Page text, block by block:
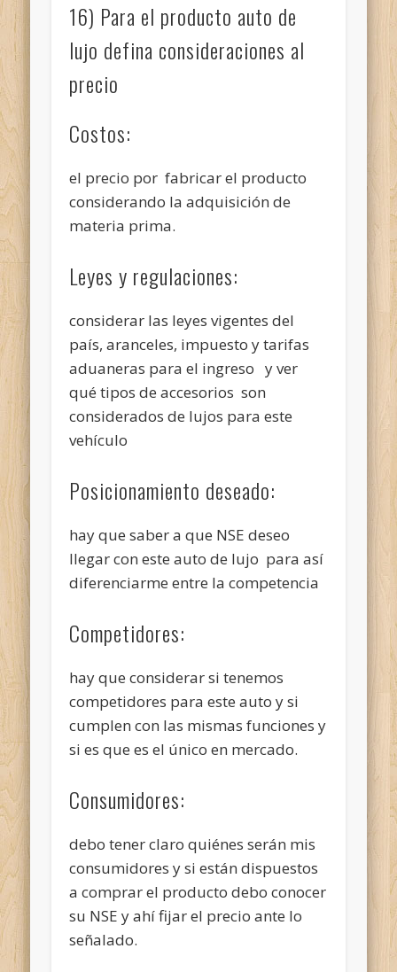
16) Para el producto auto de
lujo defina consideraciones al
precio
Costos:
el precio por fabricar el producto
considerando la adquisición de
materia prima.
Leyes y regulaciones:
considerar las leyes vigentes del
país, aranceles, impuesto y tarifas
aduaneras para el ingreso y ver
qué tipos de accesorios son
considerados de lujos para este
vehículo
Posicionamiento deseado:
hay que saber a que NSE deseo
llegar con este auto de lujo para así
diferenciarme entre la competencia
Competidores:
hay que considerar si tenemos
competidores para este auto y si
cumplen con las mismas funciones y
si es que es el único en mercado.
Consumidores:
debo tener claro quiénes serán mis
consumidores y si están dispuestos
a comprar el producto debo conocer
su NSE y ahí fijar el precio ante lo
señalado.